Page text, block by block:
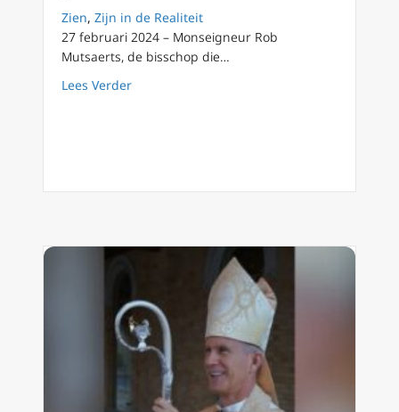
Zien, Zijn in de Realiteit
27 februari 2024 – Monseigneur Rob
Mutsaerts, de bisschop die…
Lees Verderabout Mgr Rob Mutsaerts: ‘In 2000 jaar nog